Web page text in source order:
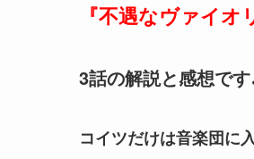
『不遇なヴァイオ
3話の解説と感想で
コイツだけは音楽団に